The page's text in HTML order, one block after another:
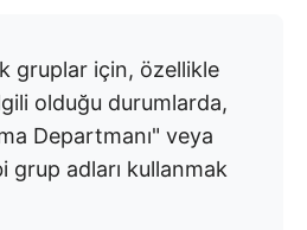
gruplar için, özellikle
olduğu durumlarda,
Departmanı" veya
grup adları kullanmak